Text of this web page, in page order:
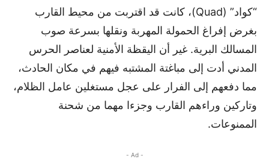
“كواد” (Quad)، كانت قد اقتربت من محيط القارب
بغرض إفراغ الحمولة المهربة ونقلها بسرعة صوب
المسالك البرية. غير أن اليقظة الأمنية لعناصر الحرس
المدني أدت إلى مباغتة المشتبه فيهم في مكان الحادث،
مما دفعهم إلى الفرار على عجل مستغلين عامل الظلام،
وتاركين وراءهم القارب وجزءا مهما من شحنة
الممنوعات.
- Ad -